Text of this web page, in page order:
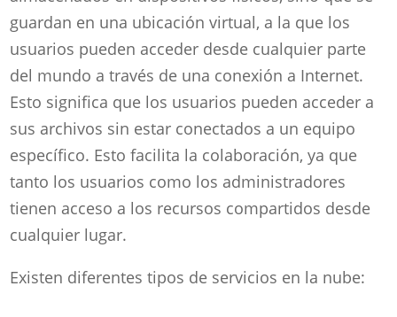
guardan en una ubicación virtual, a la que los
usuarios pueden acceder desde cualquier parte
del mundo a través de una conexión a Internet.
Esto significa que los usuarios pueden acceder a
sus archivos sin estar conectados a un equipo
específico. Esto facilita la colaboración, ya que
tanto los usuarios como los administradores
tienen acceso a los recursos compartidos desde
cualquier lugar.
Existen diferentes tipos de servicios en la nube: